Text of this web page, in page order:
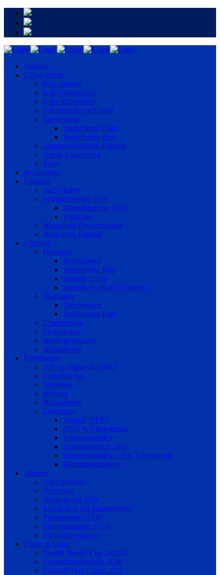
Nyheter
Gå på match
Köp biljetter
Köp säsongskort
Köp 50/50-lotter
Våra biljetter och entré
Spelschema
Spelschema Dam
Spelschema Herr
Supporterklubben Älgarna
Arena Vänersborg
Press
Bli medlem
Lotterier
50/50-lotter
Månadslotteriet 5050
Månadslotteriet 5050
Vinstplan
Bingolotto Prenumeration
Bingolotto Digitalt
Våra lag
Herrlaget
Herrtruppen
Spelschema Herr
Statistik 25/26
Statistik & rekord (historik)
Damlaget
Damtruppen
Spelschema Dam
Ungdomslag
Skridskokul
Bandygymnasiet
Bildgallerier
Föreningen
Vill du hjälpa till i IFK?
Kontakta oss
Styrelsen
Historia
Bildgallerier
Dokument
Stadgar (PDF)
DNA & Värdegrund
Ungdomspolicy
Säsongsrapport 24/25
Integritetspolicy – IFK Vänersborg
Hållbarhetsrapport
Partners
Våra partners
Nätverket
Bandyfesten 2026
Ladda hem vår partnerfolder
Privatpartner (PDF)
Säsongsrapport 25/26
Hållbarhetsrapport
Cuper & Läger
Nordic Bandy Cup 2026/27
Sommarbandyskola 2026
Summer Day Camp 2026